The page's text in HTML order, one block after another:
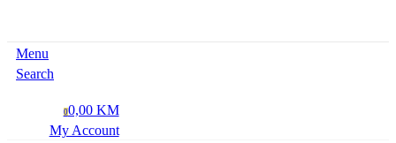
Menu
Search
00,00 KM
My Account